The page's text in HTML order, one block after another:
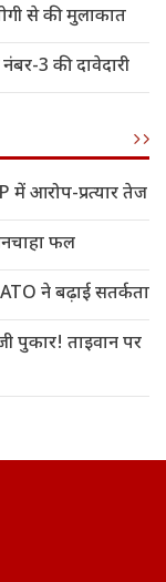
से की मुलाकात
3 की दावेदारी
में आरोप-प्रत्यार तेज
फल
ने बढ़ाई सतर्कता
पुकार! ताइवान पर